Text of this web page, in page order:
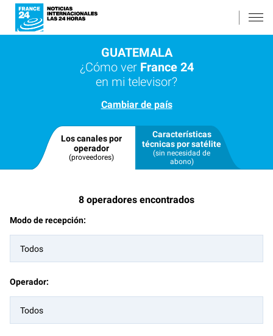
GUATEMALA
¿Cómo ver France 24
en mi televisor?
Cambiar de país
Los canales por
operador
(proveedores)
Características
técnicas por satélite
(sin necesidad de
abono)
8 operadores encontrados
Modo de recepción:
Todos
Operador:
Todos